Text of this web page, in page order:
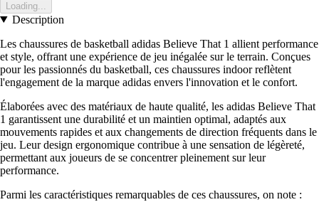
Loading...
Description
Les chaussures de basketball adidas Believe That 1 allient performance
et style, offrant une expérience de jeu inégalée sur le terrain. Conçues
pour les passionnés du basketball, ces chaussures indoor reflètent
l'engagement de la marque adidas envers l'innovation et le confort.
Élaborées avec des matériaux de haute qualité, les adidas Believe That
1 garantissent une durabilité et un maintien optimal, adaptés aux
mouvements rapides et aux changements de direction fréquents dans le
jeu. Leur design ergonomique contribue à une sensation de légèreté,
permettant aux joueurs de se concentrer pleinement sur leur
performance.
Parmi les caractéristiques remarquables de ces chaussures, on note :